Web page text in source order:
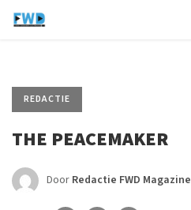
REDACTIE
THE PEACEMAKER
Door Redactie FWD Magazine